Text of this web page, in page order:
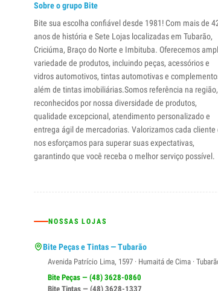
Sobre o grupo Bite
Bite sua escolha confiável desde 1981! Com mais de
anos de história e Sete Lojas localizadas em Tubarão,
Criciúma, Braço do Norte e Imbituba. Oferecemos
variedade de produtos, incluindo peças, acessórios e
vidros automotivos, tintas automotivas e
além de tintas imobiliárias.Somos referência na região,
reconhecidos por nossa diversidade de produtos,
qualidade excepcional, atendimento personalizado e
entrega ágil de mercadorias. Valorizamos cada cliente
nos esforçamos para superar suas expectativas,
garantindo que você receba o melhor serviço possível.
NOSSAS LOJAS
Bite Peças e Tintas — Tubarão
Avenida Patrício Lima, 1597 · Humaitá de Cima ·
Bite Peças — (48) 3628-0860
Bite Tintas — (48) 3628-1337